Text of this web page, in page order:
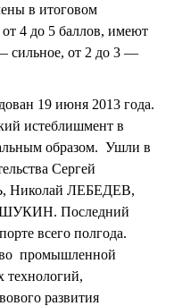
в итоговом
4 до 5 баллов, имеют
сильное, от 2 до 3 —
19 июня 2013 года.
истеблишмент в
образом. Ушли в
Сергей
Николай ЛЕБЕДЕВ,
Последний
всего полгода.
промышленной
технологий,
развития